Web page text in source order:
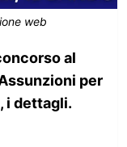
web
al
per
i dettagli.